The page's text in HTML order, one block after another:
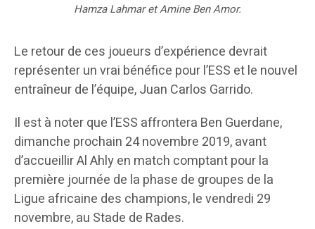
Hamza Lahmar et Amine Ben Amor.
Le retour de ces joueurs d’expérience devrait
représenter un vrai bénéfice pour l’ESS et le nouvel
entraîneur de l’équipe, Juan Carlos Garrido.
Il est à noter que l’ESS affrontera Ben Guerdane,
dimanche prochain 24 novembre 2019, avant
d’accueillir Al Ahly en match comptant pour la
première journée de la phase de groupes de la
Ligue africaine des champions, le vendredi 29
novembre, au Stade de Rades.